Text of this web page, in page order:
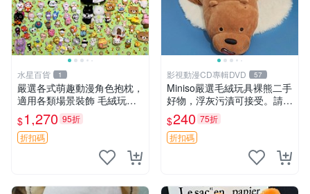
水星百貨 1
嚴選各式萌趣動漫角色抱枕，
適用各類場景裝飾 毛絨玩
具、卡通抱枕、趣味玩偶
$1,270 95折
折扣碼
影視動漫CD專輯DVD 57
Miniso嚴選毛絨玩具裸熊二手
好物，浮灰污漬可接受。請詳
閱照片再下單，售出不退不
換。全新品相收藏推薦。 裸
熊 毛絨玩具 收藏
$240 75折
折扣碼